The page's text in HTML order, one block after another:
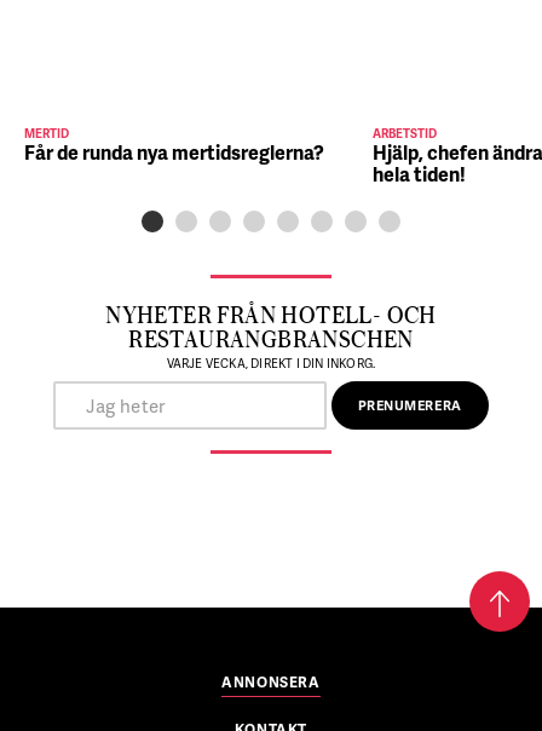
MERTID
Får de runda nya mertidsreglerna?
ARBETSTID
Hjälp, chefen
hela tiden!
NYHETER FRÅN HOTELL- OCH
RESTAURANGBRANSCHEN
VARJE VECKA, DIREKT I DIN INKORG.
ANNONSERA